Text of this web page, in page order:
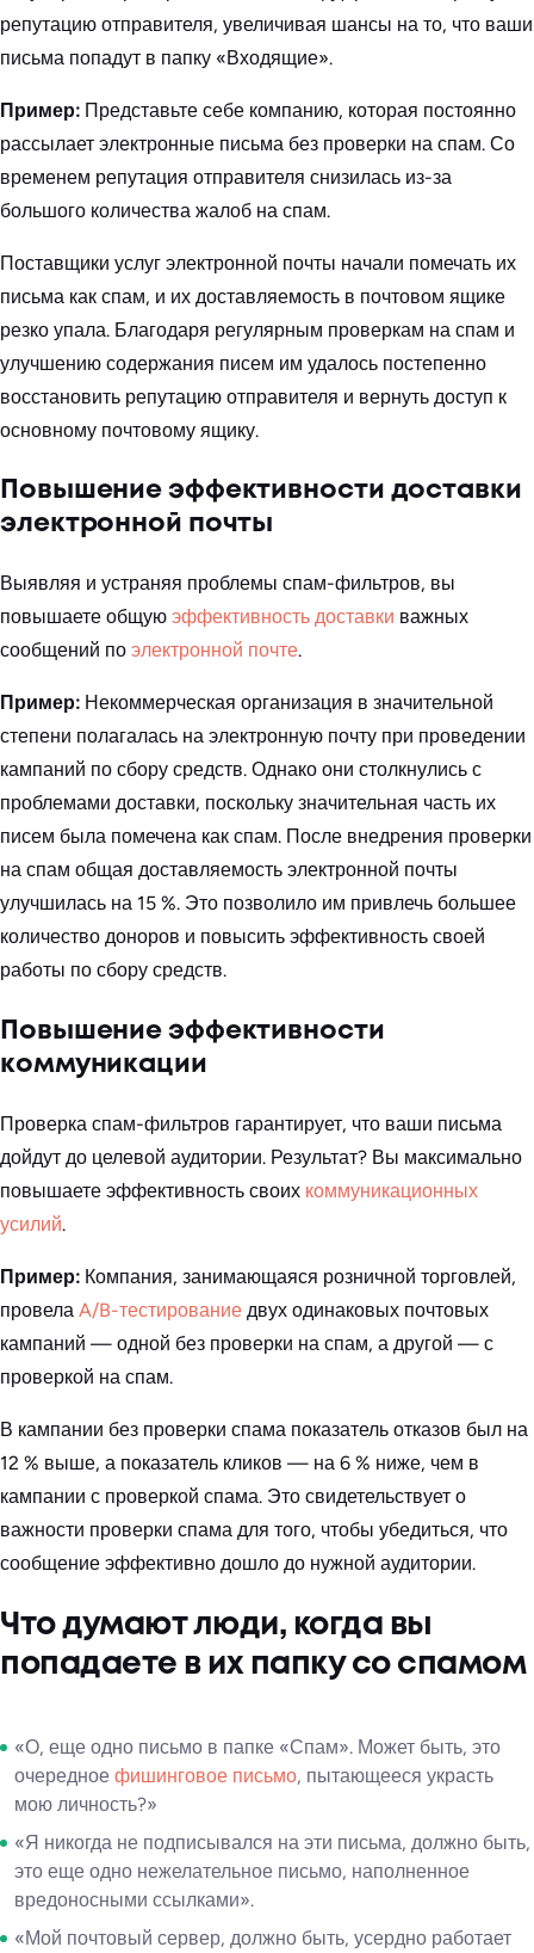
репутацию отправителя, увеличивая шансы на то, что ваши
письма попадут в папку «Входящие».
Пример: Представьте себе компанию, которая постоянно
рассылает электронные письма без проверки на спам. Со
временем репутация отправителя снизилась из-за
большого количества жалоб на спам.
Поставщики услуг электронной почты начали помечать их
письма как спам, и их доставляемость в почтовом ящике
резко упала. Благодаря регулярным проверкам на спам и
улучшению содержания писем им удалось постепенно
восстановить репутацию отправителя и вернуть доступ к
основному почтовому ящику.
Повышение эффективности доставки
электронной почты
Выявляя и устраняя проблемы спам-фильтров, вы
повышаете общую эффективность доставки важных
сообщений по электронной почте.
Пример: Некоммерческая организация в значительной
степени полагалась на электронную почту при проведении
кампаний по сбору средств. Однако они столкнулись с
проблемами доставки, поскольку значительная часть их
писем была помечена как спам. После внедрения проверки
на спам общая доставляемость электронной почты
улучшилась на 15 %. Это позволило им привлечь большее
количество доноров и повысить эффективность своей
работы по сбору средств.
Повышение эффективности
коммуникации
Проверка спам-фильтров гарантирует, что ваши письма
дойдут до целевой аудитории. Результат? Вы максимально
повышаете эффективность своих коммуникационных
усилий.
Пример: Компания, занимающаяся розничной торговлей,
провела A/B-тестирование двух одинаковых почтовых
кампаний — одной без проверки на спам, а другой — с
проверкой на спам.
В кампании без проверки спама показатель отказов был на
12 % выше, а показатель кликов — на 6 % ниже, чем в
кампании с проверкой спама. Это свидетельствует о
важности проверки спама для того, чтобы убедиться, что
сообщение эффективно дошло до нужной аудитории.
Что думают люди, когда вы
попадаете в их папку со спамом
«О, еще одно письмо в папке «Спам». Может быть, это
очередное фишинговое письмо, пытающееся украсть
мою личность?»
«Я никогда не подписывался на эти письма, должно быть,
это еще одно нежелательное письмо, наполненное
вредоносными ссылками».
«Мой почтовый сервер, должно быть, усердно работает